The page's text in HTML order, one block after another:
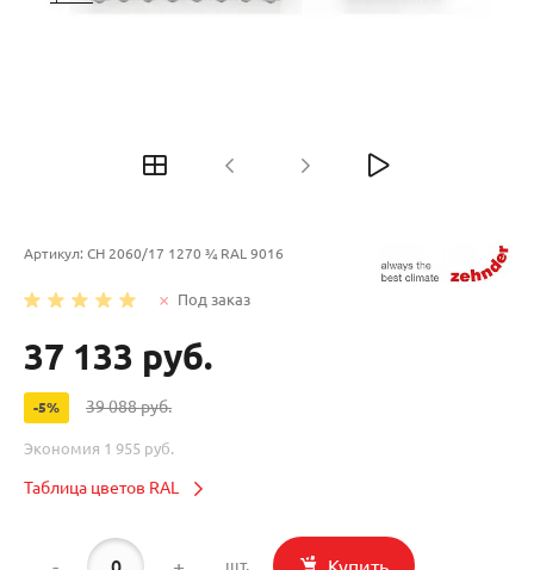
Артикул: CH 2060/17 1270 ¾ RAL 9016
Под заказ
37 133 руб.
-5% 39 088 руб.
Экономия 1 955 руб.
Таблица цветов RAL
шт.